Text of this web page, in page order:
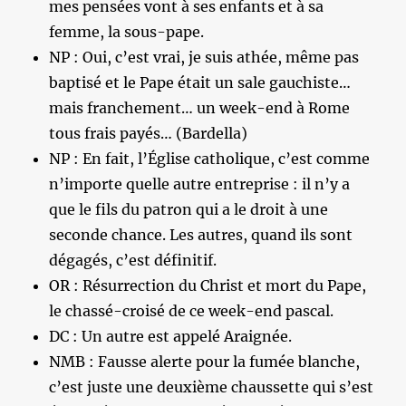
mes pensées vont à ses enfants et à sa
femme, la sous-pape.
NP : Oui, c’est vrai, je suis athée, même pas
baptisé et le Pape était un sale gauchiste…
mais franchement… un week-end à Rome
tous frais payés… (Bardella)
NP : En fait, l’Église catholique, c’est comme
n’importe quelle autre entreprise : il n’y a
que le fils du patron qui a le droit à une
seconde chance. Les autres, quand ils sont
dégagés, c’est définitif.
OR : Résurrection du Christ et mort du Pape,
le chassé-croisé de ce week-end pascal.
DC : Un autre est appelé Araignée.
NMB : Fausse alerte pour la fumée blanche,
c’est juste une deuxième chaussette qui s’est